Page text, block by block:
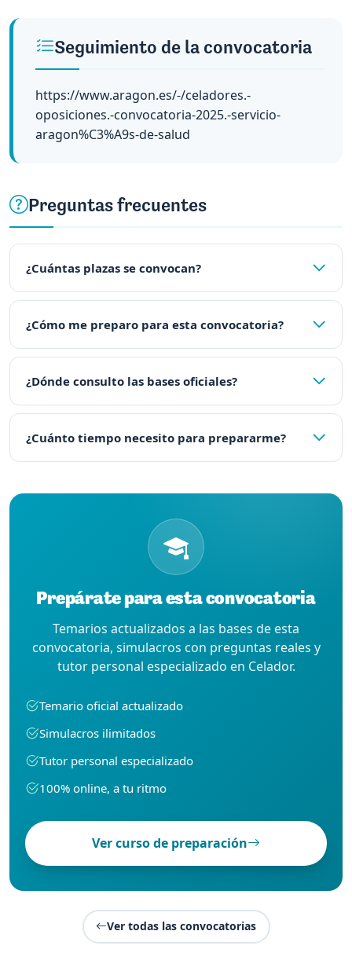
Seguimiento de la convocatoria
https://www.aragon.es/-/celadores.-
oposiciones.-convocatoria-2025.-servicio-
aragon%C3%A9s-de-salud
Preguntas frecuentes
¿Cuántas plazas se convocan?
¿Cómo me preparo para esta convocatoria?
¿Dónde consulto las bases oficiales?
¿Cuánto tiempo necesito para prepararme?
Prepárate para esta convocatoria
Temarios actualizados a las bases de esta
convocatoria, simulacros con preguntas reales y
tutor personal especializado en Celador.
Temario oficial actualizado
Simulacros ilimitados
Tutor personal especializado
100% online, a tu ritmo
Ver curso de preparación
Ver todas las convocatorias